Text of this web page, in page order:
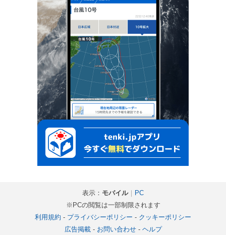
表示： モバイル｜ PC
※PCの閲覧は一部制限されます
利用規約 - プライバシーポリシー - クッキーポリシー
広告掲載- お問い合わせ- ヘルプ